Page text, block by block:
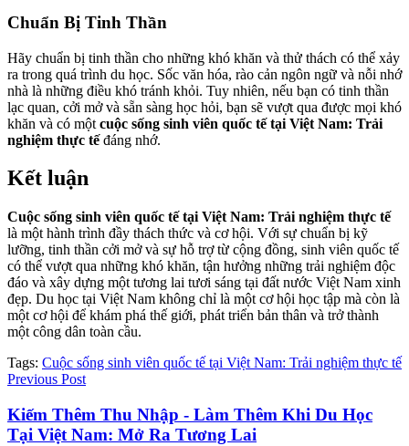
Chuẩn Bị Tinh Thần
Hãy chuẩn bị tinh thần cho những khó khăn và thử thách có thể xảy
ra trong quá trình du học. Sốc văn hóa, rào cản ngôn ngữ và nỗi nhớ
nhà là những điều khó tránh khỏi. Tuy nhiên, nếu bạn có tinh thần
lạc quan, cởi mở và sẵn sàng học hỏi, bạn sẽ vượt qua được mọi khó
khăn và có một cuộc sống sinh viên quốc tế tại Việt Nam: Trải
nghiệm thực tếđáng nhớ.
Kết luận
Cuộc sống sinh viên quốc tế tại Việt Nam: Trải nghiệm thực tế
là một hành trình đầy thách thức và cơ hội. Với sự chuẩn bị kỹ
lưỡng, tinh thần cởi mở và sự hỗ trợ từ cộng đồng, sinh viên quốc tế
có thể vượt qua những khó khăn, tận hưởng những trải nghiệm độc
đáo và xây dựng một tương lai tươi sáng tại đất nước Việt Nam xinh
đẹp. Du học tại Việt Nam không chỉ là một cơ hội học tập mà còn là
một cơ hội để khám phá thế giới, phát triển bản thân và trở thành
một công dân toàn cầu.
Tags: Cuộc sống sinh viên quốc tế tại Việt Nam: Trải nghiệm thực tế
Previous Post
Kiếm Thêm Thu Nhập - Làm Thêm Khi Du Học
Tại Việt Nam: Mở Ra Tương Lai